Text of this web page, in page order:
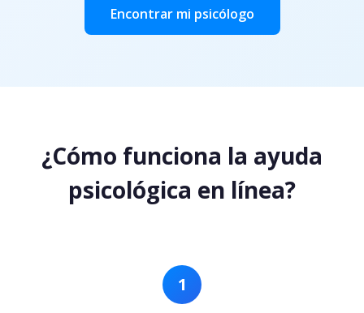
Encontrar mi psicólogo
¿Cómo funciona la ayuda
psicológica en línea?
1